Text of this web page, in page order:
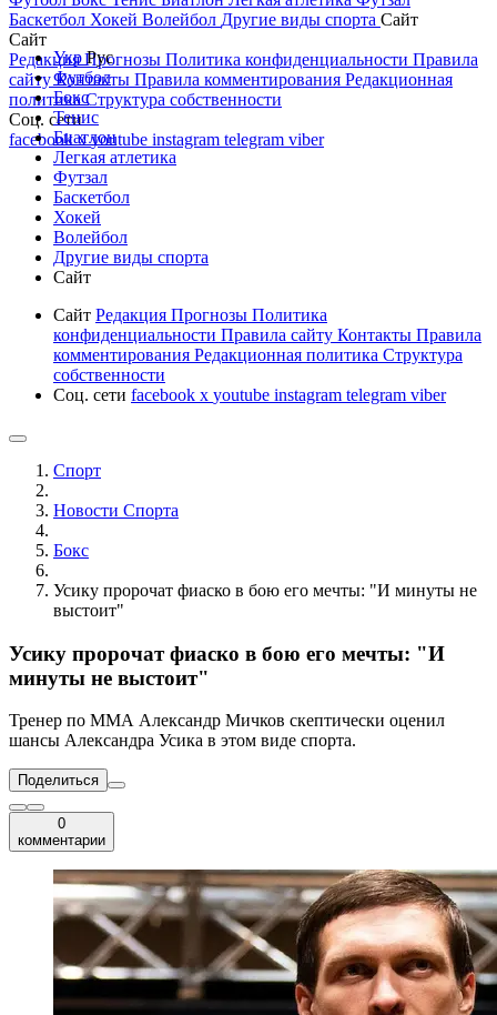
Баскетбол Хокей Волейбол Другие виды спорта Сайт
Сайт
РедакцияПрогнозы Политика конфиденциальности Правила
сайтуКонтакты Правила комментирования Редакционная
политикаСтруктура собственности
Соц. сети
facebookxyoutube instagram telegram viber
УкрРус
Футбол
Бокс
Тенис
Биатлон
Легкая атлетика
Футзал
Баскетбол
Хокей
Волейбол
Другие виды спорта
Сайт
Сайт Редакция Прогнозы Политика
конфиденциальности Правила сайту Контакты Правила
комментирования Редакционная политика Структура
собственности
Соц. сети facebook x youtube instagram telegram viber
Спорт
Новости Cпорта
Бокс
Усику пророчат фиаско в бою его мечты: "И минуты не
выстоит"
Усику пророчат фиаско в бою его мечты: "И
минуты не выстоит"
Тренер по ММА Александр Мичков скептически оценил
шансы Александра Усика в этом виде спорта.
Поделиться
0
комментарии